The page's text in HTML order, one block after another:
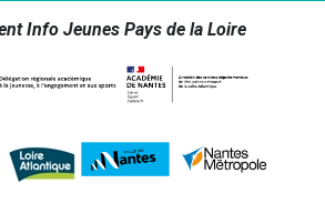
Info Jeunes Pays de la Loire